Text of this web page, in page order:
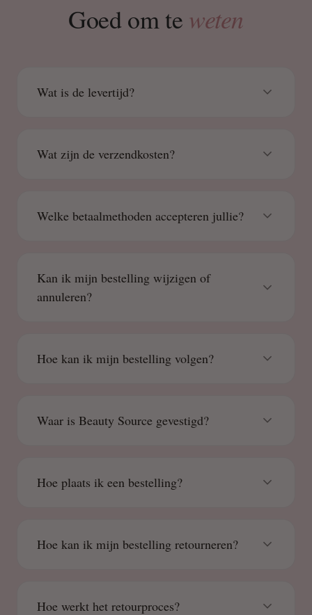
Goed om te weten
Wat is de levertijd?
Wat zijn de verzendkosten?
Welke betaalmethoden accepteren jullie?
Kan ik mijn bestelling wijzigen of
annuleren?
Hoe kan ik mijn bestelling volgen?
Waar is Beauty Source gevestigd?
Hoe plaats ik een bestelling?
Hoe kan ik mijn bestelling retourneren?
Hoe werkt het retourproces?